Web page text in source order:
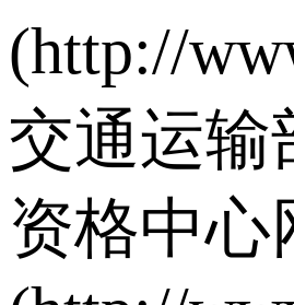
(http://
交通运输
资格中心